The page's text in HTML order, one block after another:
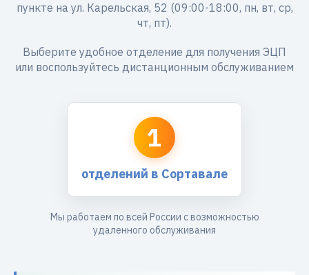
пункте на ул. Карельская, 52 (09:00-18:00, пн, вт, ср,
чт, пт).
Выберите удобное отделение для получения ЭЦП
или воспользуйтесь дистанционным обслуживанием
1
отделений в Сортавале
Мы работаем по всей России с возможностью
удаленного обслуживания